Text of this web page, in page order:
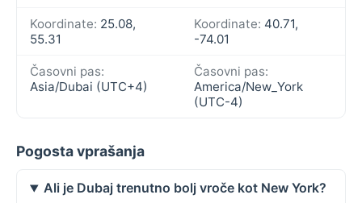
Koordinate: 25.08,
55.31
Koordinate: 40.71,
-74.01
Časovni pas:
Asia/Dubai (UTC+4)
Časovni pas:
America/New_York
(UTC-4)
Pogosta vprašanja
Ali je Dubaj trenutno bolj vroče kot New York?